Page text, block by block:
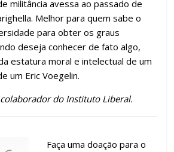
militância avessa ao passado de
Melhor para quem sabe o
para obter os graus
deseja conhecer de fato algo,
estatura moral e intelectual de um
um Eric Voegelin.
do Instituto Liberal.
Faça uma doação para o